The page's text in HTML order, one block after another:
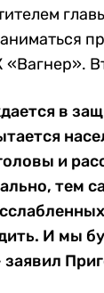
в
и
тем
И мы
заявил